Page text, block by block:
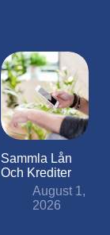
Sammla Lån
Och Krediter
August 1,
2026